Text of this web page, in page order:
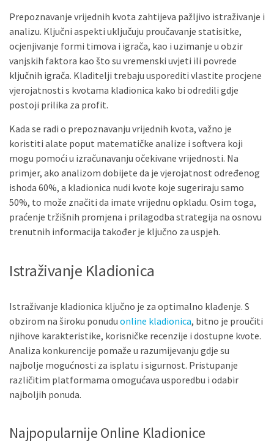
Prepoznavanje vrijednih kvota zahtijeva pažljivo istraživanje i
analizu. Ključni aspekti uključuju proučavanje statisitke,
ocjenjivanje formi timova i igrača, kao i uzimanje u obzir
vanjskih faktora kao što su vremenski uvjeti ili povrede
ključnih igrača. Kladitelji trebaju usporediti vlastite procjene
vjerojatnosti s kvotama kladionica kako bi odredili gdje
postoji prilika za profit.
Kada se radi o prepoznavanju vrijednih kvota, važno je
koristiti alate poput matematičke analize i softvera koji
mogu pomoći u izračunavanju očekivane vrijednosti. Na
primjer, ako analizom dobijete da je vjerojatnost određenog
ishoda 60%, a kladionica nudi kvote koje sugeriraju samo
50%, to može značiti da imate vrijednu opkladu. Osim toga,
praćenje tržišnih promjena i prilagodba strategija na osnovu
trenutnih informacija također je ključno za uspjeh.
Istraživanje Kladionica
Istraživanje kladionica ključno je za optimalno klađenje. S
obzirom na široku ponudu online kladionica, bitno je proučiti
njihove karakteristike, korisničke recenzije i dostupne kvote.
Analiza konkurencije pomaže u razumijevanju gdje su
najbolje mogućnosti za isplatu i sigurnost. Pristupanje
različitim platformama omogućava usporedbu i odabir
najboljih ponuda.
Najpopularnije Online Kladionice